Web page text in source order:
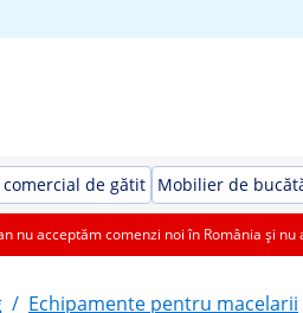
de gătit Mobilier de
nu acceptăm comenzi noi în România și
/ Echipamente pentru macelarii